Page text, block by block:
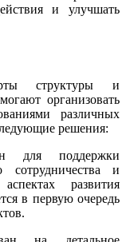
и улучшать
структуры и
организовать
различных
решения:
для поддержки
сотрудничества и
развития
в первую очередь